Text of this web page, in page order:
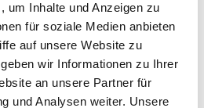
um Inhalte und Anzeigen zu
für soziale Medien anbieten
auf unsere Website zu
wir Informationen zu Ihrer
an unsere Partner für
und Analysen weiter. Unsere
WEBSITE
Zur Website